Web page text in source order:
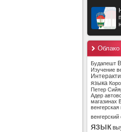
Облако
Будапешт
Изучение
языка
Петер
Адер
магазинах
венгерская
венгерский
язык